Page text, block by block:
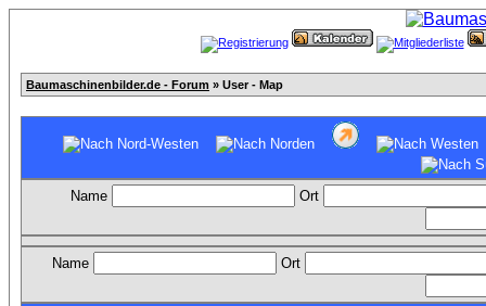
Baumaschinenbilder.de - Forum » User - Map
Name Ort
Name Ort